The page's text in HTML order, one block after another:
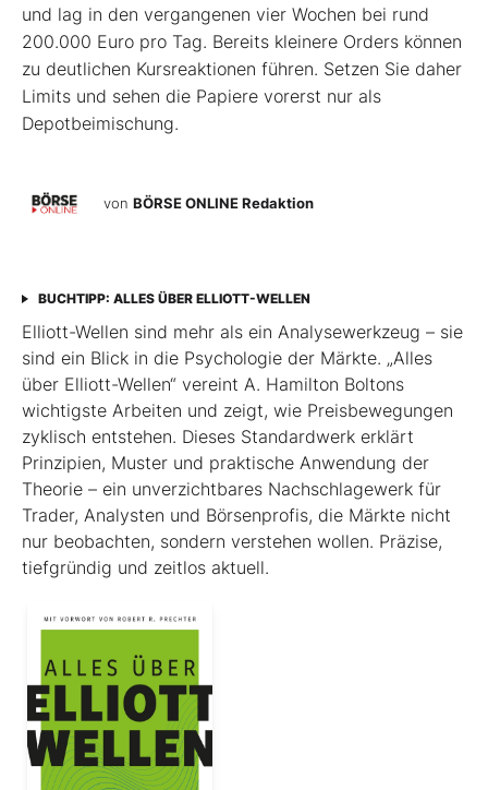
und lag in den vergangenen vier Wochen bei rund
200.000 Euro pro Tag. Bereits kleinere Orders können
zu deutlichen Kursreaktionen führen. Setzen Sie daher
Limits und sehen die Papiere vorerst nur als
Depotbeimischung.
von BÖRSE ONLINE Redaktion
BUCHTIPP: ALLES ÜBER ELLIOTT-WELLEN
Elliott-Wellen sind mehr als ein Analysewerkzeug – sie
sind ein Blick in die Psychologie der Märkte. „Alles
über Elliott-Wellen“ vereint A. Hamilton Boltons
wichtigste Arbeiten und zeigt, wie Preisbewegungen
zyklisch entstehen. Dieses Standardwerk erklärt
Prinzipien, Muster und praktische Anwendung der
Theorie – ein unverzichtbares Nachschlagewerk für
Trader, Analysten und Börsenprofis, die Märkte nicht
nur beobachten, sondern verstehen wollen. Präzise,
tiefgründig und zeitlos aktuell.